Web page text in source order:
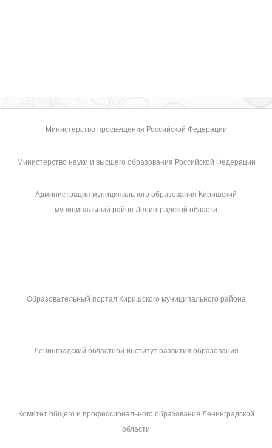
Министерство просвещения Российской Федерации
Министерство науки и высшего образования Российской Федерации
Администрация муниципального образования Киришский
муниципальный район Ленинградской области
Образовательный портал Киришского муниципального района
Ленинградский областной институт развития образования
Комитет общего и профессионального образования Ленинградской
области